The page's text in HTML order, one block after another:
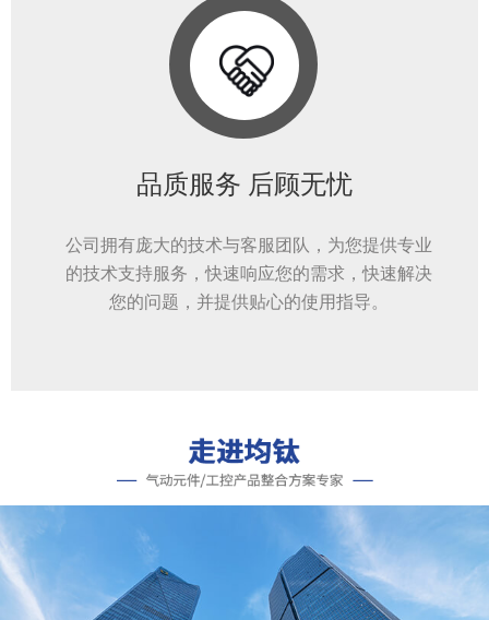
品质服务 后顾无忧
公司拥有庞大的技术与客服团队，为您提供专业
的技术支持服务，快速响应您的需求，快速解决
您的问题，并提供贴心的使用指导。